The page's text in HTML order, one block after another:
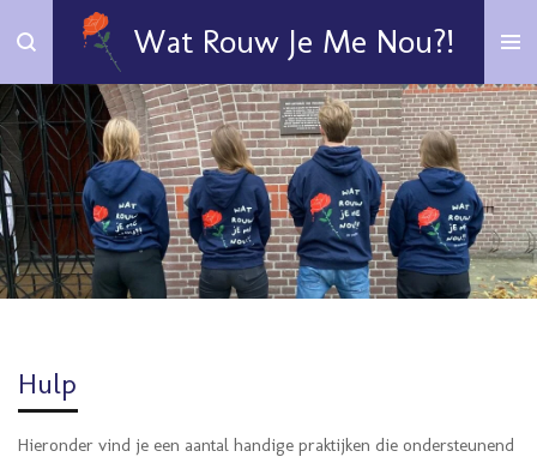
direct
naar
de
hoofdinhoud
Wat Rouw Je Me Nou?!
Hulp
Hieronder vind je een aantal handige praktijken die ondersteunend